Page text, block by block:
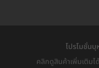
โปรโมชั่น
คลิกดูสินค้าเพิ่มเติมไ